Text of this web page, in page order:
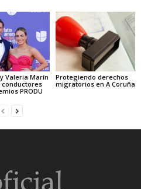
Valeria Marín
conductores
PRODU
Protegiendo derechos
migratorios en A Coruña